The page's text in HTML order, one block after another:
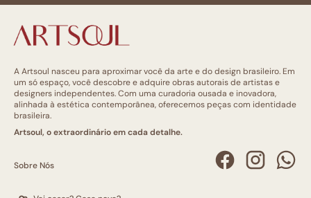
A Artsoul nasceu para aproximar você da arte e do design brasileiro. Em
um só espaço, você descobre e adquire obras autorais de artistas e
designers independentes. Com uma curadoria ousada e inovadora,
alinhada à estética contemporânea, oferecemos peças com identidade
brasileira.
Artsoul, o extraordinário em cada detalhe.
Sobre Nós